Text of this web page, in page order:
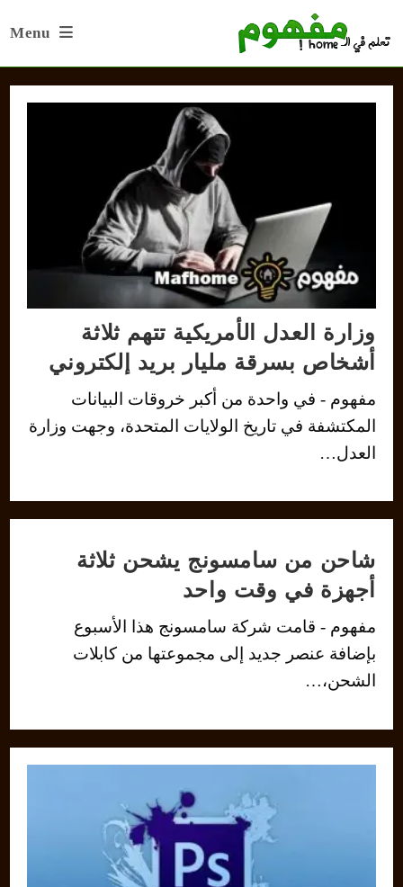
Menu
وزارة العدل الأمريكية تتهم ثلاثة
أشخاص بسرقة مليار بريد إلكتروني
مفهوم - في واحدة من أكبر خروقات البيانات
المكتشفة في تاريخ الولايات المتحدة، وجهت وزارة
العدل…
شاحن من سامسونج يشحن ثلاثة
أجهزة في وقت واحد
مفهوم - قامت شركة سامسونج هذا الأسبوع
بإضافة عنصر جديد إلى مجموعتها من كابلات
الشحن،…